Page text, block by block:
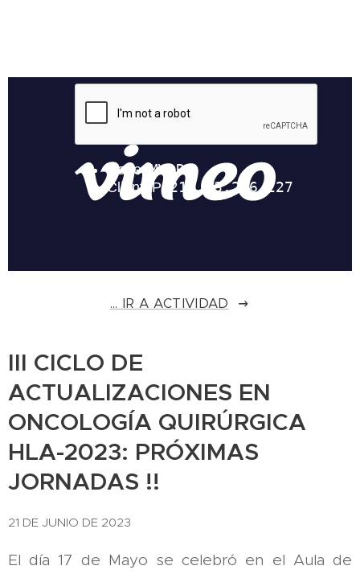
... IR A ACTIVIDAD
III CICLO DE
ACTUALIZACIONES EN
ONCOLOGÍA QUIRÚRGICA
HLA-2023: PRÓXIMAS
JORNADAS !!
21 DE JUNIO DE 2023
El día 17 de Mayo se celebró en el Aula de